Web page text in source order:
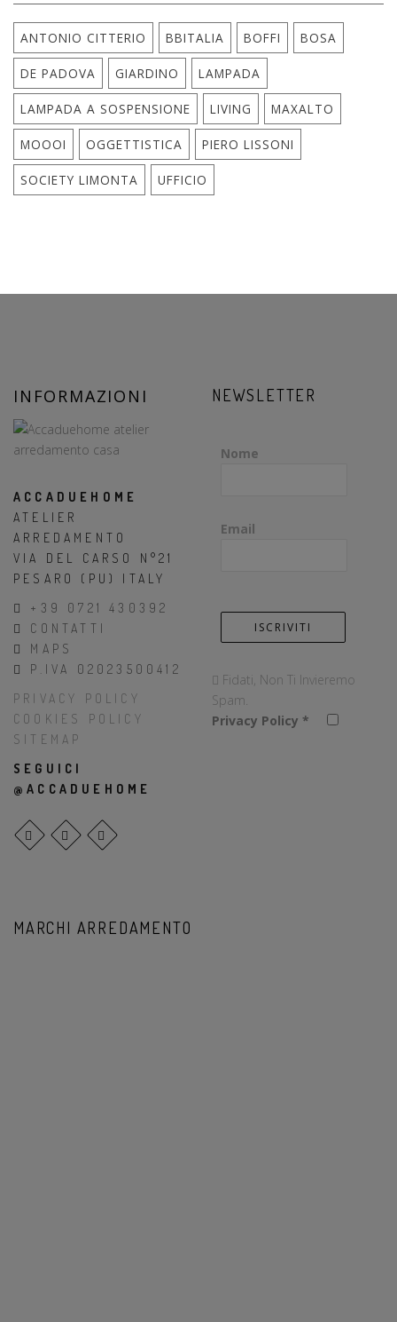
ANTONIO CITTERIO BBITALIA BOFFI BOSA
DE PADOVA GIARDINO LAMPADA
LAMPADA A SOSPENSIONE LIVING MAXALTO
MOOOI OGGETTISTICA PIERO LISSONI
SOCIETY LIMONTA UFFICIO
INFORMAZIONI
ACCADUEHOME
ATELIER
ARREDAMENTO
VIA DEL CARSO N°21
PESARO (PU) ITALY
+39 0721 430392
CONTATTI
MAPS
P.IVA 02023500412
PRIVACY POLICY
COOKIES POLICY
SITEMAP
SEGUICI
@ACCADUEHOME
NEWSLETTER
Nome
Email
Fidati, Non Ti Invieremo
Spam.
Privacy Policy *
MARCHI ARREDAMENTO